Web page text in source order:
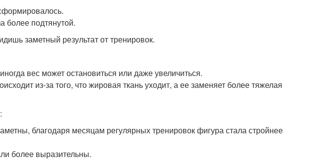
более подтянутой.
заметный результат от тренировок.
вес может остановиться или даже увеличиться.
из-за того, что жировая ткань уходит, а ее заменяет более тяжелая
благодаря месяцам регулярных тренировок фигура стала стройнее
более выразительны.